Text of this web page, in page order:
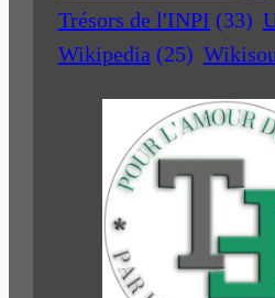
Trésors de l'INPI (33)
Wikipedia (25)